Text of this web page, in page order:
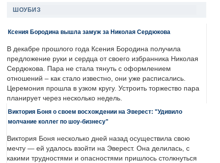
ШОУБИЗ
Ксения Бородина вышла замуж за Николая Сердюкова
В декабре прошлого года Ксения Бородина получила
предложение руки и сердца от своего избранника Николая
Сердюкова. Пара не стала тянуть с оформлением
отношений – как стало известно, они уже расписались.
Церемония прошла в узком кругу. Устроить торжество пара
планирует через несколько недель.
Виктория Боня о своем восхождении на Эверест: "Удивило
молчание коллег по шоу-бизнесу"
Виктория Боня несколько дней назад осуществила свою
мечту — ей удалось взойти на Эверест. Она делилась, с
какими трудностями и опасностями пришлось столкнуться